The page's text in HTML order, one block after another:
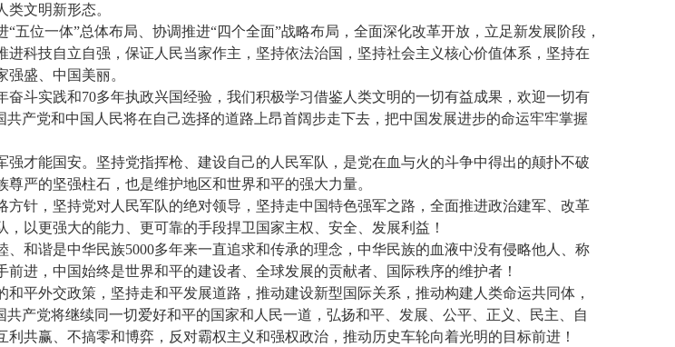
文明新形态。
位一体”总体布局、协调推进“四个全面”战略布局，全面深化改革开放，立足新发展阶段，
科技自立自强，保证人民当家作主，坚持依法治国，坚持社会主义核心价值体系，坚持在
盛、中国美丽。
斗实践和70多年执政兴国经验，我们积极学习借鉴人类文明的一切有益成果，欢迎一切有
产党和中国人民将在自己选择的道路上昂首阔步走下去，把中国发展进步的命运牢牢掌握
才能国安。坚持党指挥枪、建设自己的人民军队，是党在血与火的斗争中得出的颠扑不破
严的坚强柱石，也是维护地区和世界和平的强大力量。
针，坚持党对人民军队的绝对领导，坚持走中国特色强军之路，全面推进政治建军、改革
以更强大的能力、更可靠的手段捍卫国家主权、安全、发展利益！
和谐是中华民族5000多年来一直追求和传承的理念，中华民族的血液中没有侵略他人、称
进，中国始终是世界和平的建设者、全球发展的贡献者、国际秩序的维护者！
平外交政策，坚持走和平发展道路，推动建设新型国际关系，推动构建人类命运共同体，
产党将继续同一切爱好和平的国家和人民一道，弘扬和平、发展、公平、正义、民主、自
共赢、不搞零和博弈，反对霸权主义和强权政治，推动历史车轮向着光明的目标前进！